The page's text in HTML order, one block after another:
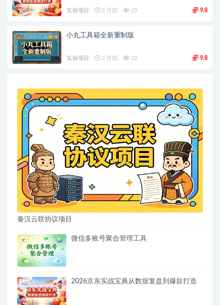
实操项目 2 月前 25 9.8
小丸工具箱全新重制版
实操项目 2 月前 22 9.8
秦汉云联协议项目
微信多账号聚合管理工具
2026京东实战宝典从数据复盘到爆款打造